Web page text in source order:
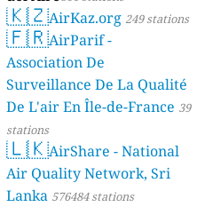
🇰🇿AirKaz.org 249 stations
🇫🇷AirParif -
Association De
Surveillance De La Qualité
De L'air En Île-de-France 39
stations
🇱🇰AirShare - National
Air Quality Network, Sri
Lanka 576484 stations